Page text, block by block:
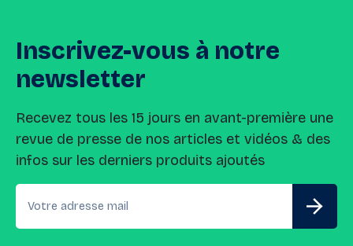
Inscrivez-vous à notre
newsletter
Recevez tous les 15 jours en avant-première une
revue de presse de nos articles et vidéos & des
infos sur les derniers produits ajoutés